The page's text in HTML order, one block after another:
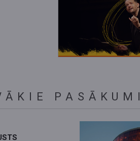
GEWANDHAUS
PASĀKUMI